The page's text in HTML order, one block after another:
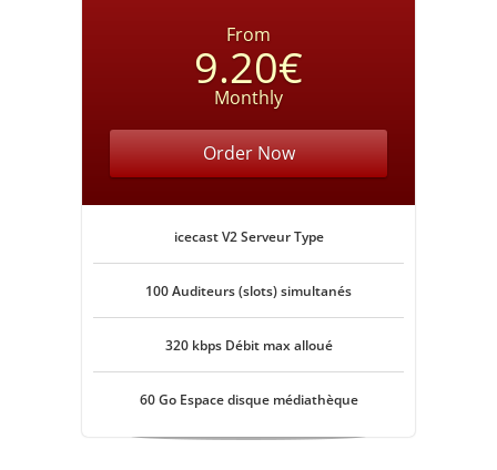
From
9.20€
Monthly
Order Now
icecast V2 Serveur Type
100 Auditeurs (slots) simultanés
320 kbps Débit max alloué
60 Go Espace disque médiathèque